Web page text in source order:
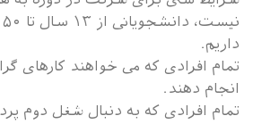
داریم.
تمام افرادی که می خواهند کارهای
انجام دهند.
تمام افرادی که به دنبال شغل دوم